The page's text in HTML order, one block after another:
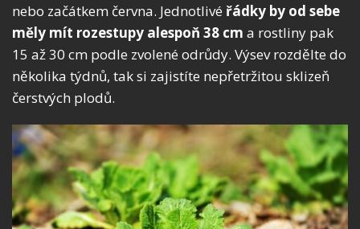
nebo začátkem června. Jednotlivé řádky by od sebe
měly mít rozestupy alespoň 38 cm a rostliny pak
15 až 30 cm podle zvolené odrůdy. Výsev rozdělte do
několika týdnů, tak si zajistíte nepřetržitou sklizeň
čerstvých plodů.